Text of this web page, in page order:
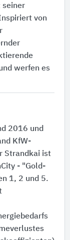
seiner
von
werfen es
2016 und
KfW-
Strandkai ist
- "Gold-
1, 2 und 5.